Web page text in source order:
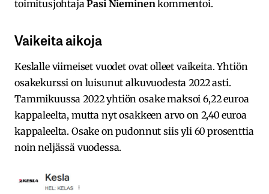
toimitusjohtajaPasi Nieminenkommentoi.
Vaikeita aikoja
Keslalle viimeiset vuodet ovat olleet vaikeita. Yhtiön
osakekurssi on luisunut alkuvuodesta 2022 asti.
Tammikuussa 2022 yhtiön osake maksoi 6,22 euroa
kappaleelta, mutta nyt osakkeen arvo on 2,40 euroa
kappaleelta. Osake on pudonnut siis yli 60 prosenttia
noin neljässä vuodessa.